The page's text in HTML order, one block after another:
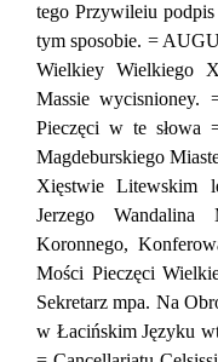
tego Przywileiu
tym sposobie. =
Wielkiey Wielkiego
Massie wycisnioney.
Pieczęci w te słowa
Magdeburskiego
Xięstwie Litewskim
Jerzego Wandalina
Koronnego,
Mości Pieczęci
Sekretarz mpa. Na
w Łacińskim Języku